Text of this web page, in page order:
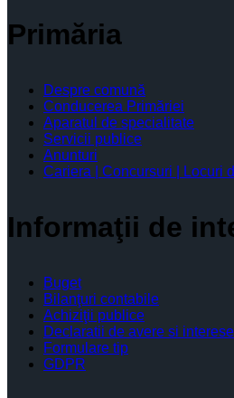
Primăria
Despre comună
Conducerea Primăriei
Aparatul de specialitate
Servicii publice
Anunturi
Cariera | Concursuri | Locuri
Informaţii de
Buget
Bilanţuri contabile
Achiziţii publice
Declaratii de avere si interese
Formulare tip
GDPR